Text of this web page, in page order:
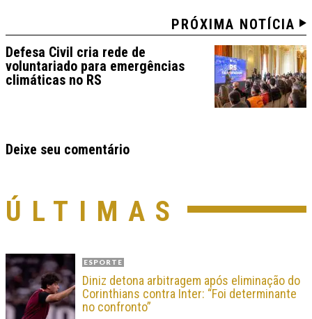
PRÓXIMA NOTÍCIA
Defesa Civil cria rede de
voluntariado para emergências
climáticas no RS
Deixe seu comentário
ÚLTIMAS
ESPORTE
Diniz detona arbitragem após eliminação do
Corinthians contra Inter: “Foi determinante
no confronto”